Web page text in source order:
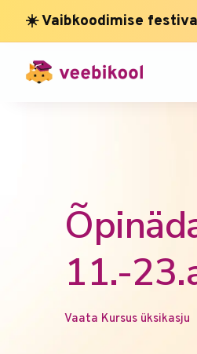
☀️ Vaibkoodimise
11.-
Vaata Kursus üksikasju